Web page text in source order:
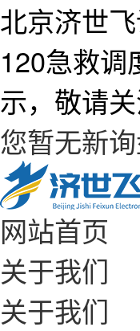
北京济世
120急救调
示，敬请关
您暂无新询
网站首页
关于我们
关于我们